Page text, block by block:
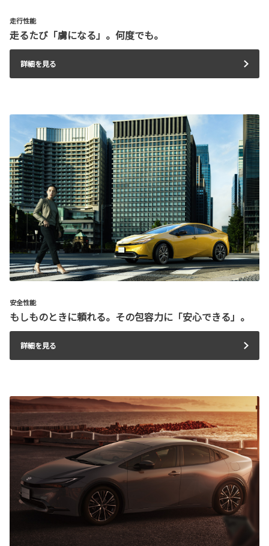
走行性能
走るたび「虜になる」。何度でも。
詳細を見る
安全性能
もしものときに頼れる。その包容力に「安心できる」。
詳細を見る